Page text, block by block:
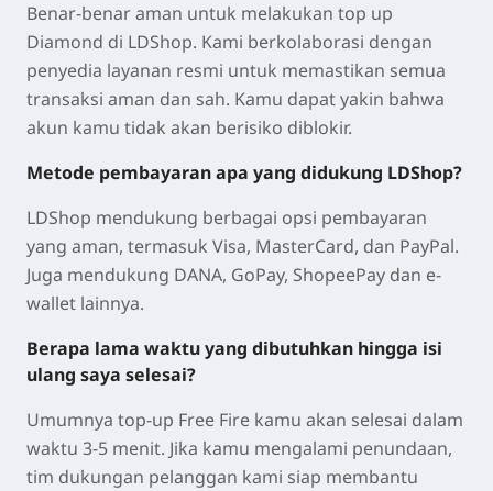
Benar-benar aman untuk melakukan top up
Diamond di LDShop. Kami berkolaborasi dengan
penyedia layanan resmi untuk memastikan semua
transaksi aman dan sah. Kamu dapat yakin bahwa
akun kamu tidak akan berisiko diblokir.
Metode pembayaran apa yang didukung LDShop?
LDShop mendukung berbagai opsi pembayaran
yang aman, termasuk Visa, MasterCard, dan PayPal.
Juga mendukung DANA, GoPay, ShopeePay dan e-
wallet lainnya.
Berapa lama waktu yang dibutuhkan hingga isi
ulang saya selesai?
Umumnya top-up Free Fire kamu akan selesai dalam
waktu 3-5 menit. Jika kamu mengalami penundaan,
tim dukungan pelanggan kami siap membantu